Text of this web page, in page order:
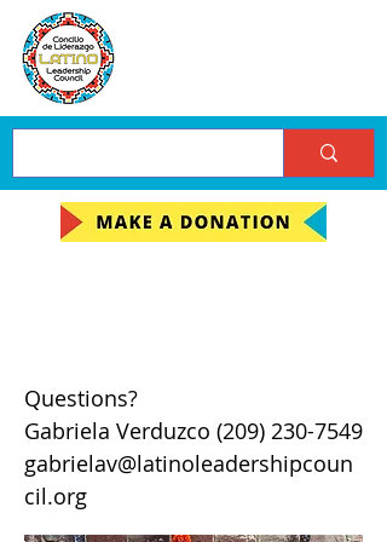
Questions?
Gabriela Verduzco (209) 230-7549
gabrielav@latinoleadershipcoun
cil.org